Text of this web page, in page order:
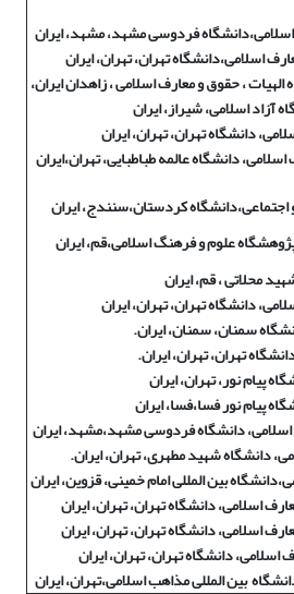
فردوسی مشهد، مشهد، ایران
اسلامی،دانشگاه تهران، تهران، ایران
، حقوق و معارف اسلامی ، زاهدان ایران،
اسلامی، شیراز، ایران
دانشگاه تهران، تهران، ایران
دانشگاه عالمه طباطبایی، تهران،ایران
کردستان،سنندج، ایران
علوم و فرهنگ اسلامی،قم، ایران
محلاتی ، قم، ایران
دانشگاه تهران، تهران، ایران
سمنان، سمنان، ایران.
تهران، تهران، ایران.
پیام نور، تهران، ایران
پیام نور فسا،فسا، ایران
دانشگاه فردوسی مشهد،مشهد، ایران
دانشگاه شهید مطهری، تهران، ایران.
بین المللی امام خمینی، قزوین، ایران
اسلامی، دانشگاه تهران، تهران، ایران
اسلامی، دانشگاه تهران، تهران، ایران
دانشگاه تهران، تهران، ایران
بین المللی مذاهب اسلامی،تهران، ایران